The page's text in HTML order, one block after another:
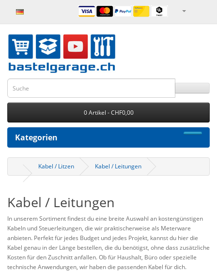
0 Artikel - CHF0,00
Kategorien
Kabel / Litzen Kabel / Leitungen
Kabel / Leitungen
In unserem Sortiment findest du eine breite Auswahl an kostengünstigen
Kabeln und Steuerleitungen, die wir praktischerweise als Meterware
anbieten. Perfekt für jedes Budget und jedes Projekt, kannst du hier die
Kabel genau in der Länge bestellen, die du benötigst, ohne dass zusätzliche
Kosten für den Zuschnitt anfallen. Ob für Haushalt, Büro oder spezielle
technische Anwendungen, wir haben die passenden Kabel für dich.